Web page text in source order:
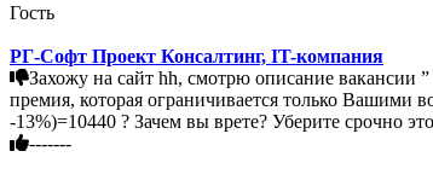
Гость
РГ-Софт Проект Консалтинг, IT-компания
Захожу на сайт hh, смотрю описание вакансии ” Консультант-программист 1С
премия, которая ограничивается только Вашими возможностями; Вы только вдумайтесь Фиксированный оклад от 70000 р. + премия А почему
-------